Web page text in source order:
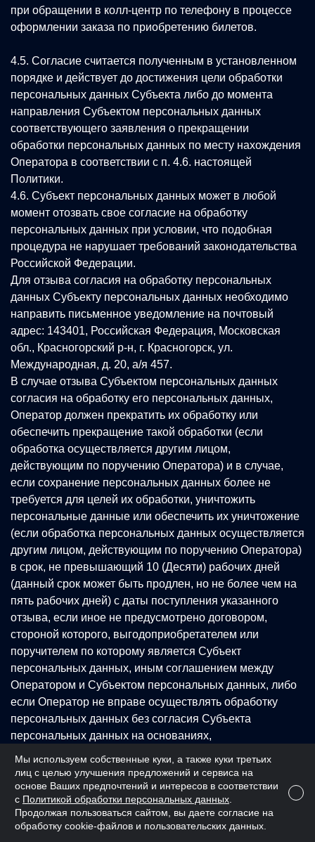
при обращении в колл-центр по телефону в процессе
оформлении заказа по приобретению билетов.
4.5. Согласие считается полученным в установленном
порядке и действует до достижения цели обработки
персональных данных Субъекта либо до момента
направления Субъектом персональных данных
соответствующего заявления о прекращении
обработки персональных данных по месту нахождения
Оператора в соответствии с п. 4.6. настоящей
Политики.
4.6. Субъект персональных данных может в любой
момент отозвать свое согласие на обработку
персональных данных при условии, что подобная
процедура не нарушает требований законодательства
Российской Федерации.
Для отзыва согласия на обработку персональных
данных Субъекту персональных данных необходимо
направить письменное уведомление на почтовый
адрес: 143401, Российская Федерация, Московская
обл., Красногорский р-н, г. Красногорск, ул.
Международная, д. 20, а/я 457.
В случае отзыва Субъектом персональных данных
согласия на обработку его персональных данных,
Оператор должен прекратить их обработку или
обеспечить прекращение такой обработки (если
обработка осуществляется другим лицом,
действующим по поручению Оператора) и в случае,
если сохранение персональных данных более не
требуется для целей их обработки, уничтожить
персональные данные или обеспечить их уничтожение
(если обработка персональных данных осуществляется
другим лицом, действующим по поручению Оператора)
в срок, не превышающий 10 (Десяти) рабочих дней
(данный срок может быть продлен, но не более чем на
пять рабочих дней) с даты поступления указанного
отзыва, если иное не предусмотрено договором,
стороной которого, выгодоприобретателем или
поручителем по которому является Субъект
персональных данных, иным соглашением между
Оператором и Субъектом персональных данных, либо
если Оператор не вправе осуществлять обработку
персональных данных без согласия Субъекта
персональных данных на основаниях,
персональных данных» от 27.07.2006 г. или другими
федеральными законами.
4.7.Оператор осуществляет обработку персональных
данных посредством совершения любого действия
Мы используем собственные куки, а также куки третьих
лиц с целью улучшения предложений и сервиса на
основе Ваших предпочтений и интересов в соответствии
с Политикой обработки персональных данных
Продолжая пользоваться сайтом, вы даете согласие на
обработку cookie-файлов и пользовательских данных.